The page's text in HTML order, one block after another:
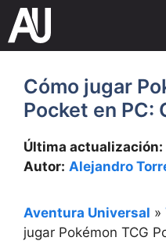
Saltar
contenido
Cómo jugar
Pocket en PC:
Última actualización:
Autor: Alejandro
Aventura Universal »
jugar Pokémon TCG